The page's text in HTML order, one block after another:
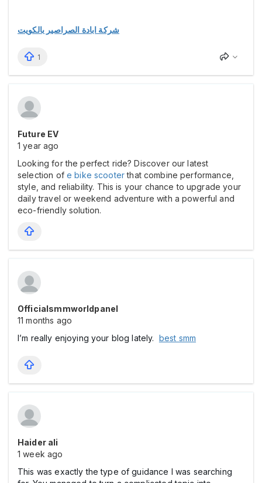
شركة ابادة الصراصير بالكويت
1
Future EV
1 year ago
Looking for the perfect ride? Discover our latest
selection of e bike scooterthat combine performance,
style, and reliability. This is your chance to upgrade your
daily travel or weekend adventure with a powerful and
eco-friendly solution.
Officialsmmworldpanel
11 months ago
I’m really enjoying your blog lately. best smm
Haider ali
1 week ago
This was exactly the type of guidance I was searching